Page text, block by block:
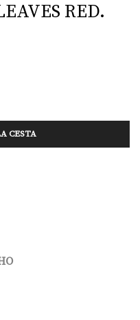
RED.
CESTA